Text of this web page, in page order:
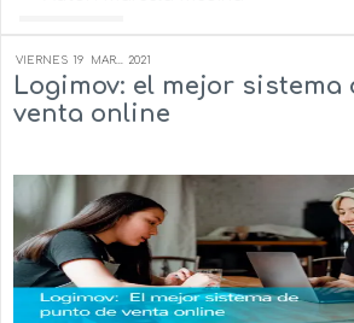
VIERNES 19 MAR... 2021
Logimov: el mejor sistema
venta online